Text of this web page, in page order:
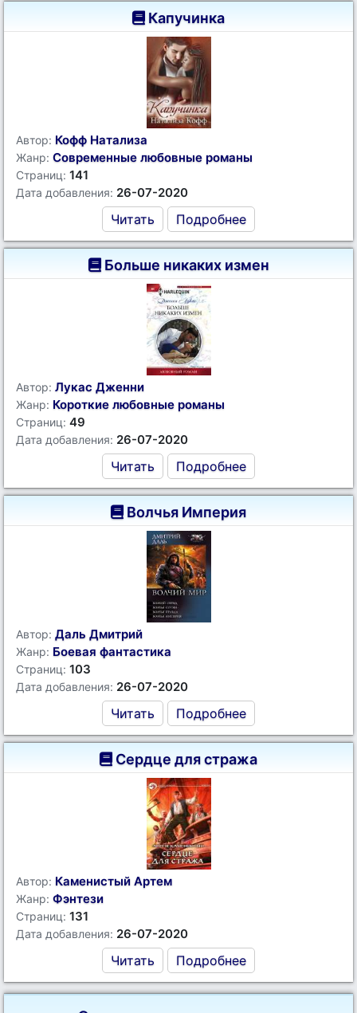
Капучинка
Автор: Кофф Натализа
Жанр: Современные любовные романы
Страниц: 141
Дата добавления: 26-07-2020
Читать Подробнее
Больше никаких измен
Автор: Лукас Дженни
Жанр: Короткие любовные романы
Страниц: 49
Дата добавления: 26-07-2020
Читать Подробнее
Волчья Империя
Автор: Даль Дмитрий
Жанр: Боевая фантастика
Страниц: 103
Дата добавления: 26-07-2020
Читать Подробнее
Сердце для стража
Автор: Каменистый Артем
Жанр: Фэнтези
Страниц: 131
Дата добавления: 26-07-2020
Читать Подробнее